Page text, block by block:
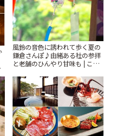
風鈴の音色に誘われて歩く夏の
鎌倉さんぽ♪由緒ある社の参拝
と老舗のひんやり甘味も | こと